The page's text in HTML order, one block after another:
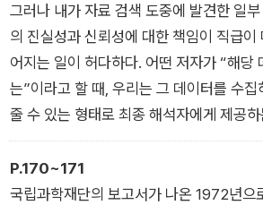
그러나 내가 자료 검색 도중에 발견한 일
의 진실성과 신뢰성에 대한 책임이 직급이
어지는 일이 허다하다. 어떤 저자가 “해당
는”이라고 할 때, 우리는 그 데이터를 수집
줄 수 있는 형태로 최종 해석자에게 제공
드시 알아내야 한다.
다음과 같은 상황을 가정해보자. 시급을 받
리엇이 설문 응답자와 대화한 후에 완성된
P.170~171
국립과학재단의 보고서가 나온 1972년으